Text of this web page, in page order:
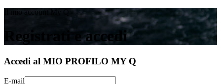
Il mio account My Q
Registrati e accedi
Accedi al MIO PROFILO MY Q
E-mail